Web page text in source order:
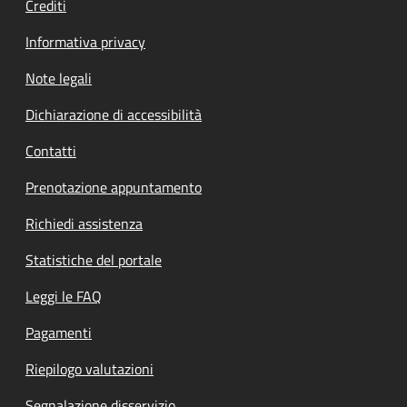
Crediti
Informativa privacy
Note legali
Dichiarazione di accessibilità
Contatti
Prenotazione appuntamento
Richiedi assistenza
Statistiche del portale
Leggi le FAQ
Pagamenti
Riepilogo valutazioni